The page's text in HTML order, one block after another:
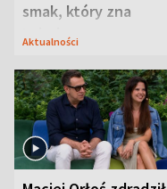
smak, który zna
Lubelszczyzna
Aktualności